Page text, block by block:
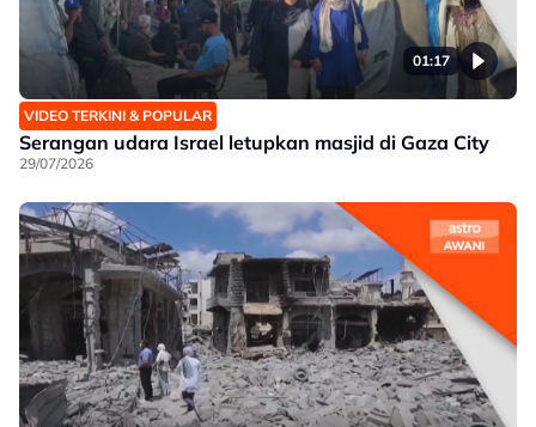
01:17
VIDEO TERKINI & POPULAR
Serangan udara Israel letupkan masjid di Gaza City
29/07/2026